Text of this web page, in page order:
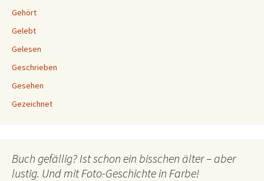
Gehört
Gelebt
Gelesen
Geschrieben
Gesehen
Gezeichnet
Buch gefällig? Ist schon ein bisschen älter – aber
lustig. Und mit Foto-Geschichte in Farbe!